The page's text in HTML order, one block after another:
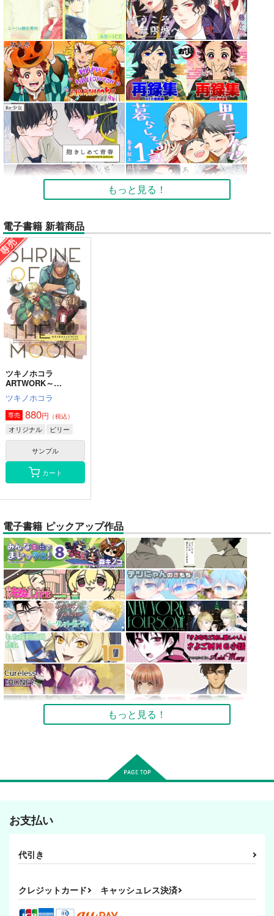
もっと見る！
電子書籍 新着商品
ツキノホコラ
ARTWORK～
2023Summer
ツキノホコラ
専売 880円 （税込）
オリジナル ビリー
サンプル
カート
電子書籍 ピックアップ作品
もっと見る！
お支払い
代引き
クレジットカード キャッシュレス決済